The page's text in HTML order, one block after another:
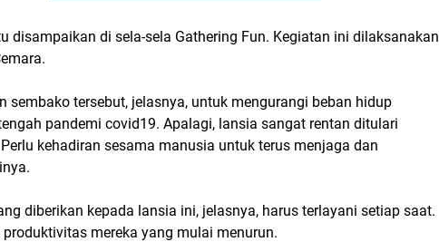
disampaikan di sela-sela Gathering Fun. Kegiatan ini dilaksanakan
sembako tersebut, jelasnya, untuk mengurangi beban hidup
pandemi covid19. Apalagi, lansia sangat rentan ditulari
kehadiran sesama manusia untuk terus menjaga dan
diberikan kepada lansia ini, jelasnya, harus terlayani setiap saat.
mereka yang mulai menurun.